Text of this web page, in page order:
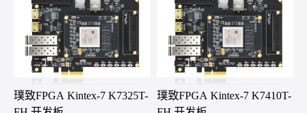
璞致FPGA Kintex-7 K7325T-
璞致FPGA Kintex-7 K7410T-